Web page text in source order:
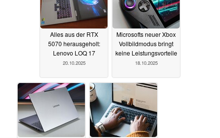
Alles aus der RTX
5070 herausgeholt:
Lenovo LOQ 17
20.10.2025
Microsofts neuer Xbox
Vollbildmodus bringt
keine Leistungsvorteile
18.10.2025